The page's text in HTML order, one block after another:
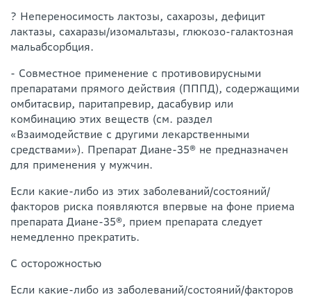
? Непереносимость лактозы, сахарозы, дефицит
лактазы, сахаразы/изомальтазы, глюкозо-галактозная
мальабсорбция.
- Совместное применение с противовирусными
препаратами прямого действия (ПППД), содержащими
омбитасвир, паритапревир, дасабувир или
комбинацию этих веществ (см. раздел
«Взаимодействие с другими лекарственными
средствами»). Препарат Диане-35® не предназначен
для применения у мужчин.
Если какие-либо из этих заболеваний/состояний/
факторов риска появляются впервые на фоне приема
препарата Диане-35®, прием препарата следует
немедленно прекратить.
С осторожностью
Если какие-либо из заболеваний/состояний/факторов